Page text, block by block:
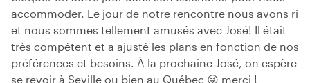
accommoder. Le jour de notre rencontre nous avons ri
et nous sommes tellement amusés avec José! Il était
très compétent et a ajusté les plans en fonction de nos
préférences et besoins. À la prochaine José, on espère
se revoir à Seville ou bien au Québec 😜 merci !